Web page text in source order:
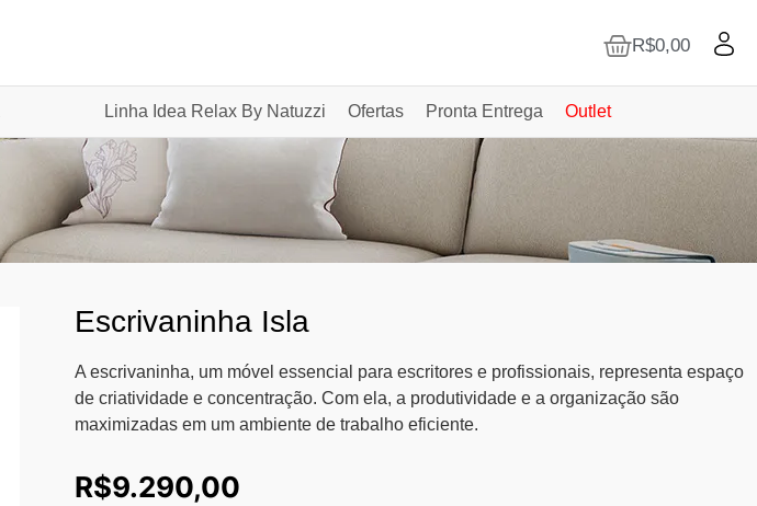
R$0,00
Linha Idea Relax By Natuzzi Ofertas Pronta Entrega Outlet
Escrivaninha Isla
A escrivaninha, um móvel essencial para escritores e profissionais, representa espaço
de criatividade e concentração. Com ela, a produtividade e a organização são
maximizadas em um ambiente de trabalho eficiente.
R$9.290,00